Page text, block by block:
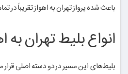
باعث شده پرواز تهران به اهواز تقریباً در
انواع بلیط تهران به
بلیط‌های این مسیر در دو دسته اصلی